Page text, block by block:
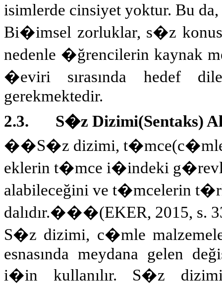
isimlerde cinsiyet yoktur. Bu
Bi�imsel zorluklar, s�z
nedenle �ğrencilerin kaynak
�eviri sırasında hedef
gerekmektedir.
2.3.
S�z Dizimi(Sentaks)
��S�z dizimi,
eklerin t�mce i�indeki
alabileceğini ve t�mcelerin
dalıdır.���(EKER, 2015, s.
S�z dizimi, c�mle
esnasında meydana gelen
i�in kullanılır. S�z